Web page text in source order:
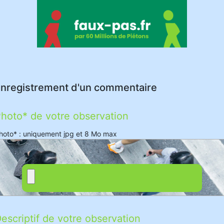
d'un commentaire
de votre observation
: uniquement jpg et 8 Mo max
de votre observation